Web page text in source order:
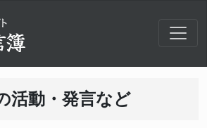
活動・発言など